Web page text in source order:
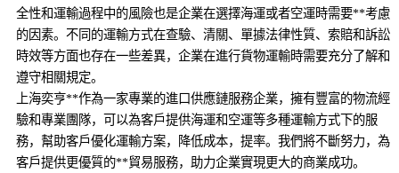
全性和運輸過程中的風險也是企業在選擇海運或者空運時需要**考慮
的因素。不同的運輸方式在查驗、清關、單據法律性質、索賠和訴訟
時效等方面也存在一些差異，企業在進行貨物運輸時需要充分了解和
遵守相關規定。
上海奕亨**作為一家專業的進口供應鏈服務企業，擁有豐富的物流經
驗和專業團隊，可以為客戶提供海運和空運等多種運輸方式下的服
務，幫助客戶優化運輸方案，降低成本，提率。我們將不斷努力，為
客戶提供更優質的**貿易服務，助力企業實現更大的商業成功。